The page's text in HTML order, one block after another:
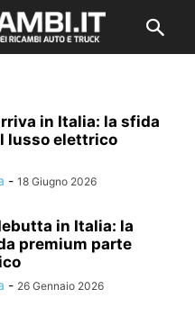
in Italia: la sfida
lusso elettrico
- 18 Giugno 2026
in Italia: la
premium parte
- 26 Gennaio 2026